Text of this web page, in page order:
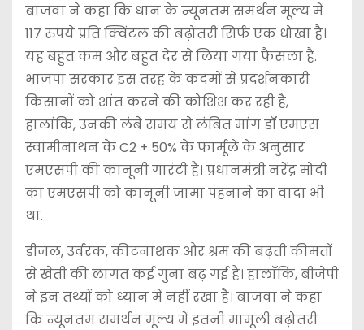
बाजवा ने कहा कि धान के न्यूनतम समर्थन मूल्य में
117 रुपये प्रति क्विंटल की बढ़ोतरी सिर्फ एक धोखा है।
यह बहुत कम और बहुत देर से लिया गया फैसला है.
भाजपा सरकार इस तरह के कदमों से प्रदर्शनकारी
किसानों को शांत करने की कोशिश कर रही है,
हालांकि, उनकी लंबे समय से लंबित मांग डॉ एमएस
स्वामीनाथन के C2 + 50% के फार्मूले के अनुसार
एमएसपी की कानूनी गारंटी है। प्रधानमंत्री नरेंद्र मोदी
का एमएसपी को कानूनी जामा पहनाने का वादा भी
था.
डीजल, उर्वरक, कीटनाशक और श्रम की बढ़ती कीमतों
से खेती की लागत कई गुना बढ़ गई है। हालाँकि, बीजेपी
ने इन तथ्यों को ध्यान में नहीं रखा है। बाजवा ने कहा
कि न्यूनतम समर्थन मूल्य में इतनी मामूली बढ़ोतरी